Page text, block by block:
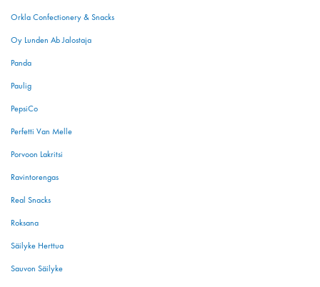
Orkla Confectionery & Snacks
Oy Lunden Ab Jalostaja
Panda
Paulig
PepsiCo
Perfetti Van Melle
Porvoon Lakritsi
Ravintorengas
Real Snacks
Roksana
Säilyke Herttua
Sauvon Säilyke